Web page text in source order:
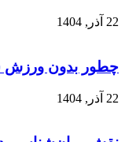
22 آذر, 1404
چطور بدون ورزش
22 آذر, 1404